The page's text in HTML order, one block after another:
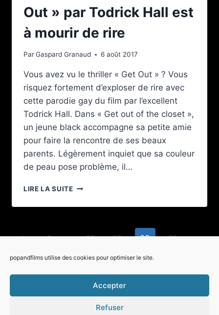
popandfilms utilise des cookies pour optimiser le site.
Accepter
Refuser
Out » par Todrick Hall est
à mourir de rire
ParGaspard Granaud 6 août 2017
Vous avez vu le thriller « Get Out » ? Vous
risquez fortement d’exploser de rire avec
cette parodie gay du film par l’excellent
Todrick Hall. Dans « Get out of the closet »,
un jeune black accompagne sa petite amie
pour faire la rencontre de ses beaux
parents. Légèrement inquiet que sa couleur
de peau pose problème, il…
LIRE LA SUITELA
GAY
OUT »
TODRICK
Navigation
de
page
Page
précédente
1 … 18 19 20 21
22 … 33
Page
suivante